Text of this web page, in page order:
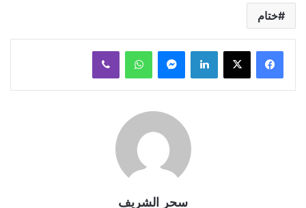
ختام
لينكدإن ماسنجر واتساب ڤايبر
سحر الشريف